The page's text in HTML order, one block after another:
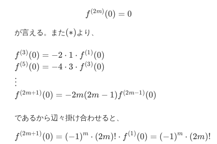
f^{(2m) } (0)=0
f (2m) (0) = 0
が言える。また(\ast)
(∗)より、
f^{(3)}
(0)=-2\cdot
1\cdot
f^{(1)} (0)
f (3) (0) = −2 ⋅ 1 ⋅ f (1) (0)
f^{(5)}
(0)=-4\cdot
3\cdot
f^{(3)} (0)
f (5) (0) = −4 ⋅ 3 ⋅ f (3) (0)
\vdots
⋮
f^{(2m+1)}
1) f^{(2m-
1)} (0)
f (2m+1 ) (0) = −2m(2m − 1) f (2m−1 ) (0)
であるから辺々掛け合わせると、
f^{(2m+1)} (0)=(-1)^m
f (2m+1) (0) = (−1)m ⋅ (2m)! ⋅ f (1) (0) = (−1)m ⋅ (2m)!